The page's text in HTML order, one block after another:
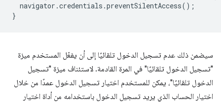
navigator .credentials .preventSilentAccess();
}
سيضمن ذلك عدم تسجيل الدخول تلقائيًا إلى أن يفعّل المستخدم ميزة
"تسجيل الدخول تلقائيًا" في المرة القادمة. لاستئناف ميزة "تسجيل
الدخول تلقائيًا"، يمكن للمستخدم اختيار تسجيل الدخول عمدًا من خلال
اختيار الحساب الذي يريد تسجيل الدخول باستخدامه من أداة اختيار